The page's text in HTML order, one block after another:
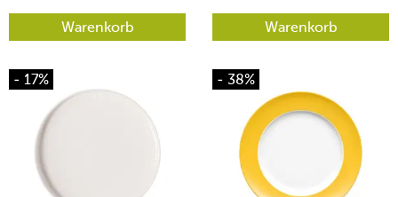
Warenkorb Warenkorb
- 17% - 38%